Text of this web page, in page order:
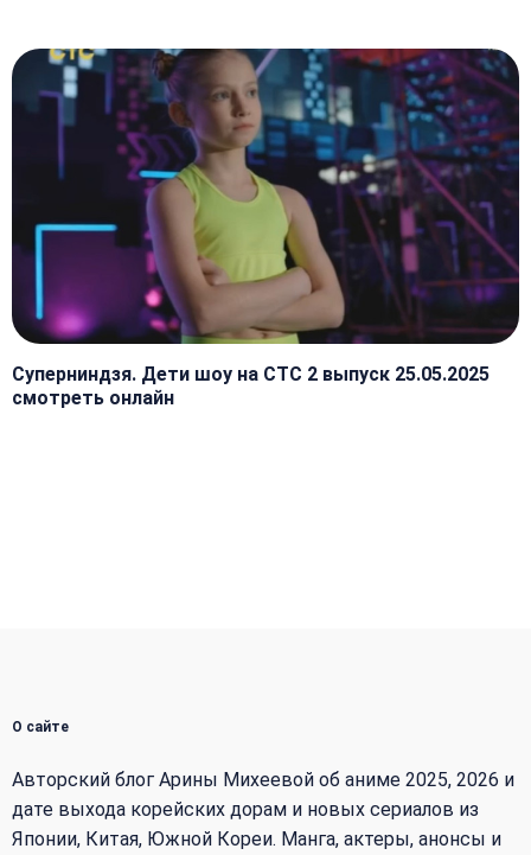
Суперниндзя. Дети шоу на СТС 2 выпуск 25.05.2025
смотреть онлайн
О сайте
Авторский блог Арины Михеевой об аниме 2025, 2026 и
дате выхода корейских дорам и новых сериалов из
Японии, Китая, Южной Кореи. Манга, актеры, анонсы и